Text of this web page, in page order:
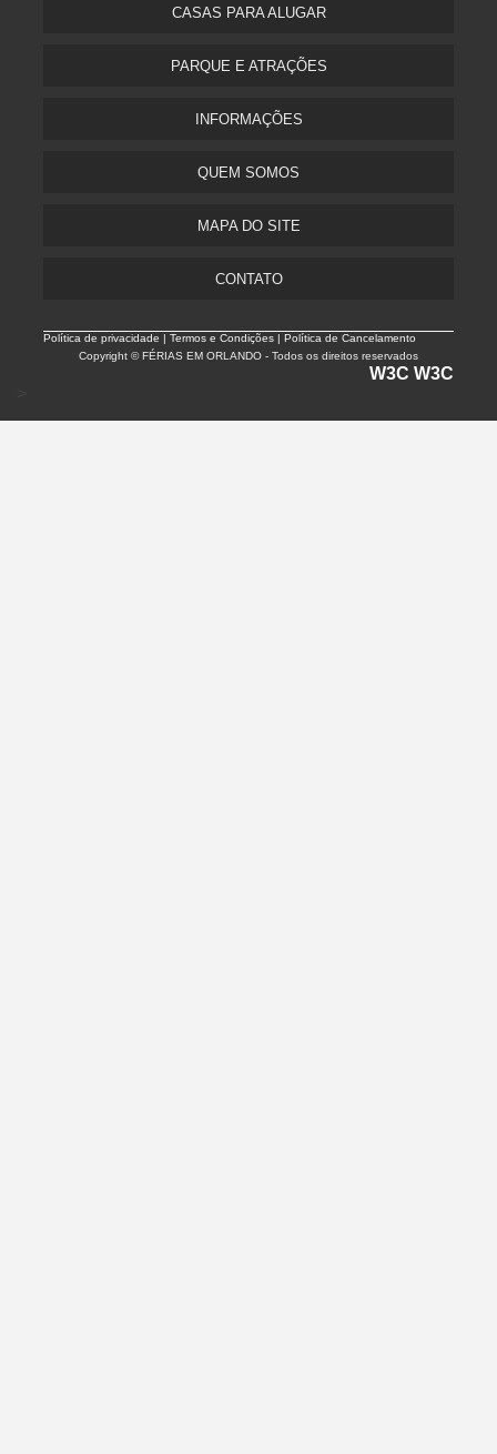
CASAS PARA ALUGAR
PARQUE E ATRAÇÕES
INFORMAÇÕES
QUEM SOMOS
MAPA DO SITE
CONTATO
Política de privacidade |Termos e Condições | Política de Cancelamento
Copyright © FÉRIAS EM ORLANDO - Todos os direitos reservados
W3C W3C